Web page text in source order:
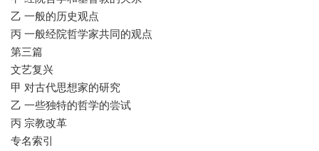
乙 一般的历史观点
丙 一般经院哲学家共同的观点
第三篇
文艺复兴
甲 对古代思想家的研究
乙 一些独特的哲学的尝试
丙 宗教改革
专名索引